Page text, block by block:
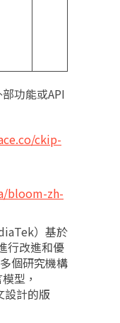
功能或API
ckip-
bloom-zh-
）基於
行改進和優
個研究機構
型，
設計的版